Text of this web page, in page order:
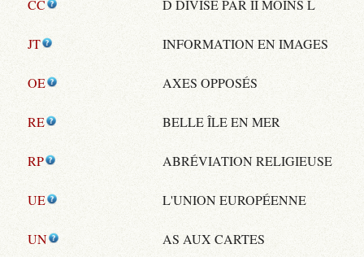
CC D DIVISÉ PAR II MOINS L
JT INFORMATION EN IMAGES
OE AXES OPPOSÉS
RE BELLE ÎLE EN MER
RP ABRÉVIATION RELIGIEUSE
UE L'UNION EUROPÉENNE
UN AS AUX CARTES